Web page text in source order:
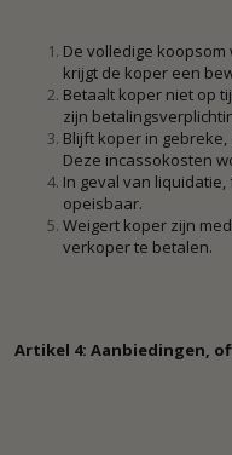
De volledige
krijgt de koper een
Betaalt koper niet op
zijn
Blijft koper in
Deze incassokosten
In geval van
opeisbaar.
Weigert koper zijn
verkoper te betalen.
Artikel 4: Aanbiedingen,